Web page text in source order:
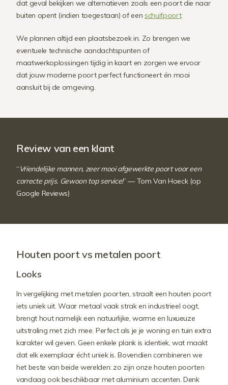
dat geval bekijken we alternatieven zoals een poort die naar
buiten opent (indien toegestaan) of een schuifpoort.
We plannen altijd een plaatsbezoek in. Zo brengen we
eventuele technische aandachtspunten of
maatwerkoplossingen tijdig in kaart en zorgen we ervoor
dat jouw moderne poort perfect functioneert én mooi
aansluit bij de omgeving.
Review van een klant
“Vriendelijke mannen, zeer mooi afgewerkte poort voor een
correcte prijs. Gewoon top service!” — Tom Van Hoeck (op
Google Reviews)
Houten poort vs metalen poort
Looks
In vergelijking met metalen poorten, straalt een houten poort
iets uniek uit. Waar metaal vaak strak en industrieel oogt,
brengt hout namelijk een natuurlijke, warme en luxueuze
uitstraling met zich mee. Perfect als je je woning en tuin extra
karakter wil geven. Geen enkele plank is identiek, wat maakt
dat elk exemplaar écht uniek is. Bovendien combineren we
het beste van beide werelden: zo zijn onze houten poorten
vandaag ook beschikbaar met aluminium accenten. Denk